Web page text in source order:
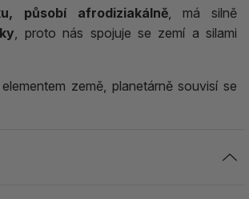
působí afrodiziakálně, má silně
, proto nás spojuje se zemí a silami
země, planetárně souvisí se